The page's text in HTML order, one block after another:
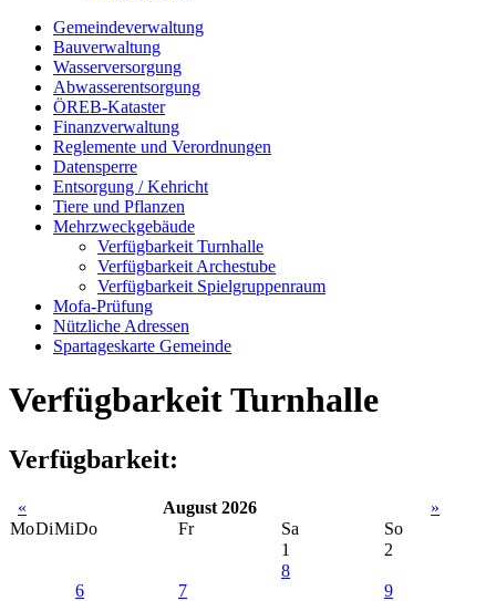
Gemeindeverwaltung
Bauverwaltung
Wasserversorgung
Abwasserentsorgung
ÖREB-Kataster
Finanzverwaltung
Reglemente und Verordnungen
Datensperre
Entsorgung / Kehricht
Tiere und Pflanzen
Mehrzweckgebäude
Verfügbarkeit Turnhalle
Verfügbarkeit Archestube
Verfügbarkeit Spielgruppenraum
Mofa-Prüfung
Nützliche Adressen
Spartageskarte Gemeinde
Verfügbarkeit Turnhalle
Verfügbarkeit:
« August 2026
»
MoDiMiDo Fr Sa
So
1
2
6 7
8
9